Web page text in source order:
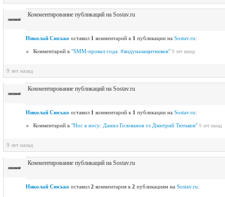
Комментирование публикаций на Sostav.ru
Николай Сюсько оставил 1 комментарий к 1 публикации на Sostav.ru:
Комментарий к "SMM-провал года: #яидуназащитников" 9 лет назад
9 лет назад
Комментирование публикаций на Sostav.ru
Николай Сюсько оставил 1 комментарий к 1 публикации на Sostav.ru:
Комментарий к "Нос к носу: Данил Голованов vs Дмитрий Тютьков" 9 лет назад
9 лет назад
Комментирование публикаций на Sostav.ru
Николай Сюсько оставил 2 комментария к 2 публикациям на Sostav.ru: